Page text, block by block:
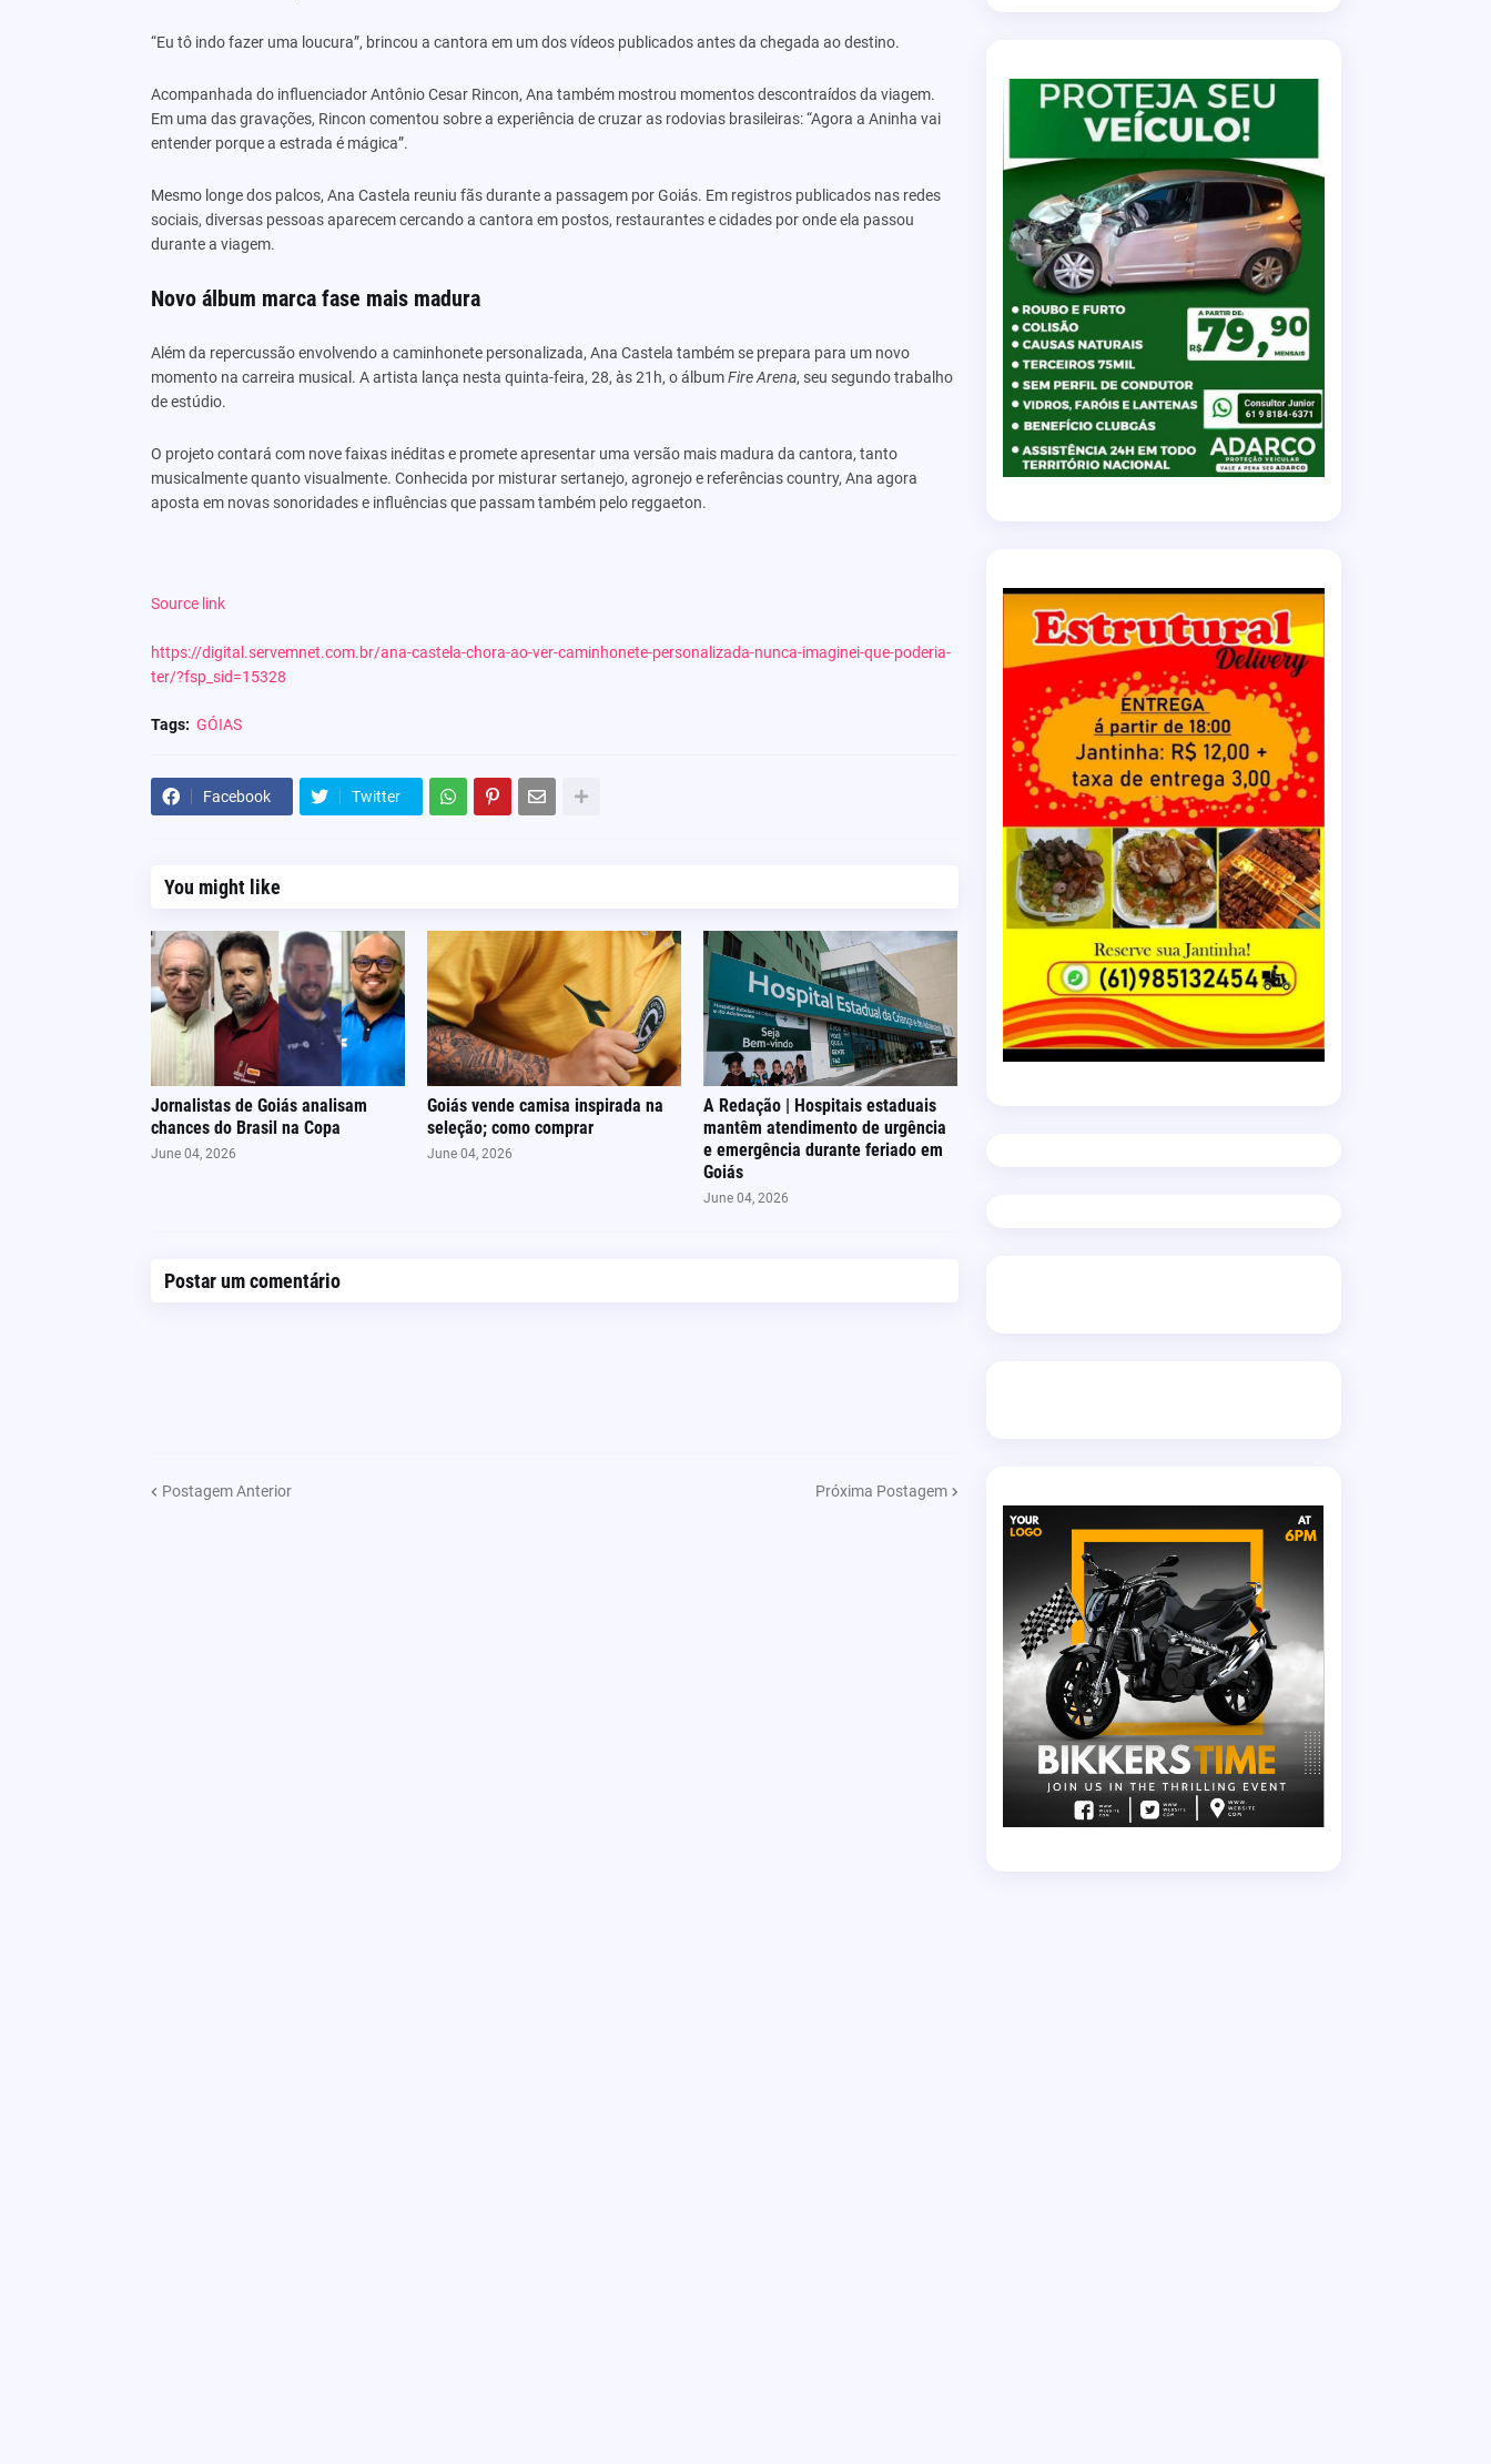
“Eu tô indo fazer uma loucura”, brincou a cantora em um dos vídeos publicados antes da chegada ao destino.
Acompanhada do influenciador Antônio Cesar Rincon, Ana também mostrou momentos descontraídos da viagem.
Em uma das gravações, Rincon comentou sobre a experiência de cruzar as rodovias brasileiras: “Agora a Aninha vai
entender porque a estrada é mágica”.
Mesmo longe dos palcos, Ana Castela reuniu fãs durante a passagem por Goiás. Em registros publicados nas redes
sociais, diversas pessoas aparecem cercando a cantora em postos, restaurantes e cidades por onde ela passou
durante a viagem.
Novo álbum marca fase mais madura
Além da repercussão envolvendo a caminhonete personalizada, Ana Castela também se prepara para um novo
momento na carreira musical. A artista lança nesta quinta-feira, 28, às 21h, o álbumFire Arena, seu segundo trabalho
de estúdio.
O projeto contará com nove faixas inéditas e promete apresentar uma versão mais madura da cantora, tanto
musicalmente quanto visualmente. Conhecida por misturar sertanejo, agronejo e referências country, Ana agora
aposta em novas sonoridades e influências que passam também pelo reggaeton.
Source link
https://digital.servemnet.com.br/ana-castela-chora-ao-ver-caminhonete-personalizada-nunca-imaginei-que-poderia-
ter/?fsp_sid=15328
Tags: GÓIAS
Facebook Twitter
You might like
Jornalistas de Goiás analisam
chances do Brasil na Copa
June 04, 2026
Goiás vende camisa inspirada na
seleção; como comprar
June 04, 2026
A Redação | Hospitais estaduais
mantêm atendimento de urgência
e emergência durante feriado em
Goiás
June 04, 2026
Postar um comentário
Postagem Anterior Próxima Postagem